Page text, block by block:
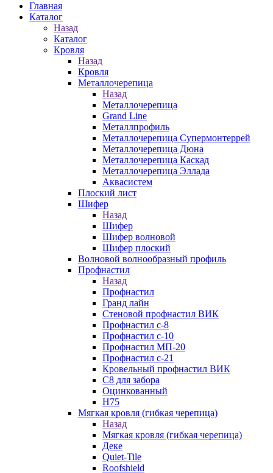
Главная
Каталог
Назад
Каталог
Кровля
Назад
Кровля
Металлочерепица
Назад
Металлочерепица
Grand Line
Металлпрофиль
Металлочерепица Супермонтеррей
Металлочерепица Дюна
Металлочерепица Каскад
Металлочерепица Эллада
Аквасистем
Плоский лист
Шифер
Назад
Шифер
Шифер волновой
Шифер плоский
Волновой волнообразный профиль
Профнастил
Назад
Профнастил
Гранд лайн
Стеновой профнастил ВИК
Профнастил с-8
Профнастил с-10
Профнастил МП-20
Профнастил с-21
Кровельный профнастил ВИК
С8 для забора
Оцинкованный
Н75
Мягкая кровля (гибкая черепица)
Назад
Мягкая кровля (гибкая черепица)
Деке
Quiet-Tile
Roofshield